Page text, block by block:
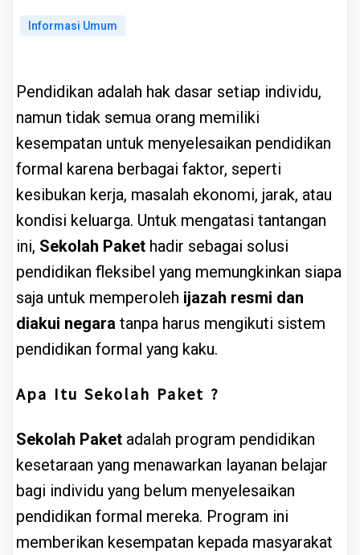
Informasi Umum
Pendidikan adalah hak dasar setiap individu,
namun tidak semua orang memiliki
kesempatan untuk menyelesaikan pendidikan
formal karena berbagai faktor, seperti
kesibukan kerja, masalah ekonomi, jarak, atau
kondisi keluarga. Untuk mengatasi tantangan
ini, Sekolah Paket hadir sebagai solusi
pendidikan fleksibel yang memungkinkan siapa
saja untuk memperoleh ijazah resmi dan
diakui negara tanpa harus mengikuti sistem
pendidikan formal yang kaku.
Apa Itu Sekolah Paket ?
Sekolah Paket adalah program pendidikan
kesetaraan yang menawarkan layanan belajar
bagi individu yang belum menyelesaikan
pendidikan formal mereka. Program ini
memberikan kesempatan kepada masyarakat